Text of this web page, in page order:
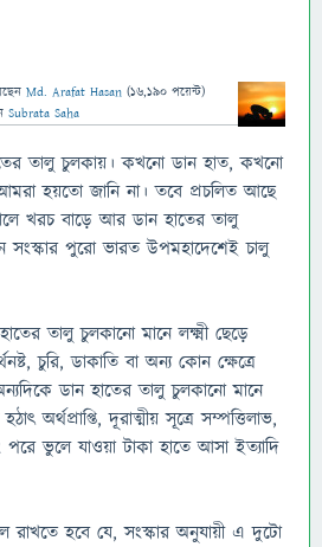
Md. Arafat Hasan (16,190 পয়েন্ট)
Subrata Saha
তালু চুলকায়। কখনো ডান হাত, কখনো
হয়তো জানি না। তবে প্রচলিত আছে
খরচ বাড়ে আর ডান হাতের তালু
পুরো ভারত উপমহাদেশেই চালু
তালু চুলকানো মানে লক্ষ্মী ছেড়ে
চুরি, ডাকাতি বা অন্য কোন ক্ষেত্রে
ডান হাতের তালু চুলকানো মানে
হঠাৎ অর্থপ্রাপ্তি, দূরাত্মীয় সূত্রে সম্পত্তিলাভ,
ভুলে যাওয়া টাকা হাতে আসা ইত্যাদি
রাখতে হবে যে, সংস্কার অনুযায়ী এ দুটো